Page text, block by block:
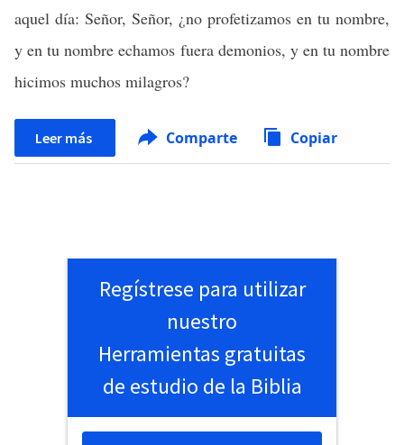
aquel día: Señor, Señor, ¿no profetizamos en tu nombre,
y en tu nombre echamos fuera demonios, y en tu nombre
hicimos muchos milagros?
Leer más Comparte Copiar
Regístrese para utilizar
nuestro
Herramientas gratuitas
de estudio de la Biblia